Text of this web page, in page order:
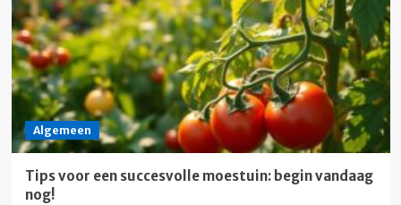
Algemeen
Tips voor een succesvolle moestuin: begin vandaag
nog!